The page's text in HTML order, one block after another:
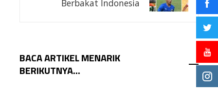
Berbakat Indonesia
BACA ARTIKEL MENARIK
BERIKUTNYA...